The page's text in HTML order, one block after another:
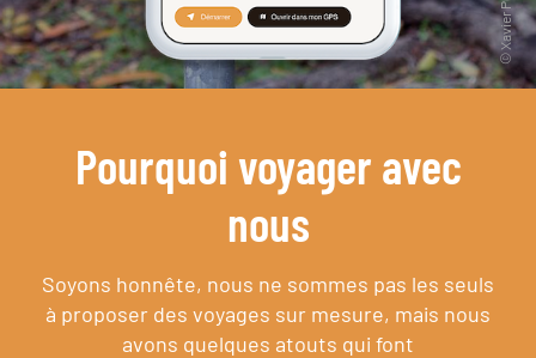
Pourquoi voyager avec
nous
Soyons honnête, nous ne sommes pas les seuls
à proposer des voyages sur mesure, mais nous
avons quelques atouts qui font